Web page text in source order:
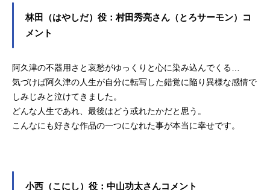
多く演じています。こちらでは、斉
林田（はやしだ）役：村田秀亮さん（とろサーモン）コ
メント
阿久津の不器用さと哀愁がゆっくりと心に染み込んでくる…
気づけば阿久津の人生が自分に転写した錯覚に陥り異様な感情で
しみじみと泣けてきました。
どんな人生であれ、最後はどう或れたかだと思う。
こんなにも好きな作品の一つになれた事が本当に幸せです。
小西（こにし）役：中山功太さんコメント